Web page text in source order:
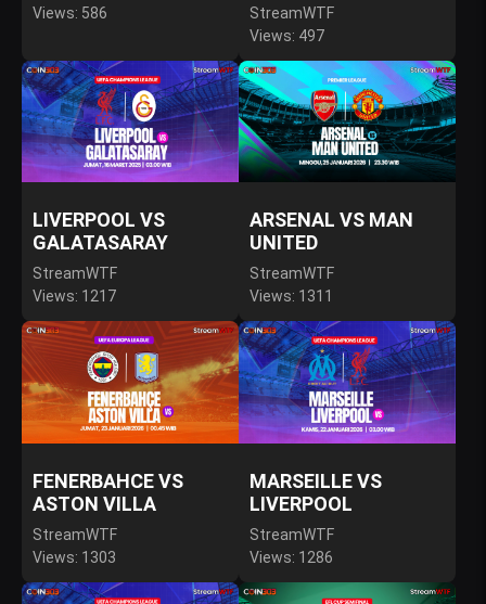
Views: 586
StreamWTF
Views: 497
LIVERPOOL VS
GALATASARAY
StreamWTF
Views: 1217
ARSENAL VS MAN
UNITED
StreamWTF
Views: 1311
FENERBAHCE VS
ASTON VILLA
StreamWTF
Views: 1303
MARSEILLE VS
LIVERPOOL
StreamWTF
Views: 1286